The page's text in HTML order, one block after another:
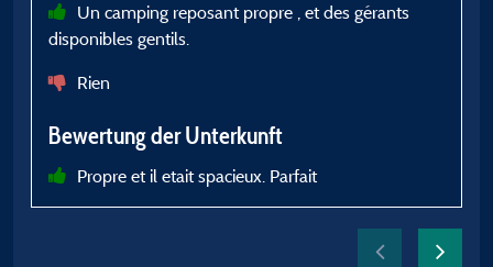
Un camping reposant propre , et des gérants
disponibles gentils.
Rien
Bewertung der Unterkunft
Propre et il etait spacieux. Parfait